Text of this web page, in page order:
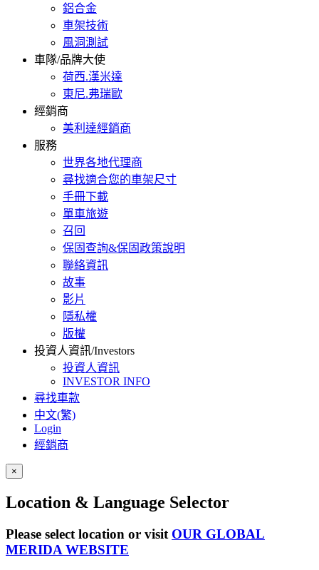
鋁合金
車架技術
風洞測試
車隊/品牌大使
荷西.漢米達
東尼.弗瑞歐
經銷商
美利達經銷商
服務
世界各地代理商
尋找適合您的車架尺寸
手冊下載
單車旅遊
召回
保固查詢&保固政策說明
聯絡資訊
故事
影片
隱私權
版權
投資人資訊/Investors
投資人資訊
INVESTOR INFO
尋找車款
中文(繁)
Login
經銷商
×
Location & Language Selector
Please select location or visit OUR GLOBAL
MERIDA WEBSITE